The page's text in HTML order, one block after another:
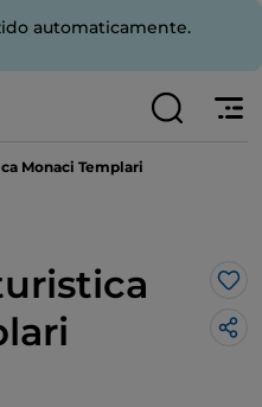
automaticamente.
Monaci Templari